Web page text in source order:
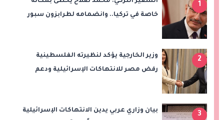
1
خاصة في تركيا.. وانضمامه لطرابزون سبور
2
وزير الخارجية يؤكد لنظيرته الفلسطينية
رفض مصر للانتهاكات الإسرائيلية ودعم
3
بيان وزاري عربي يدين الانتهاكات الإسرائيلية